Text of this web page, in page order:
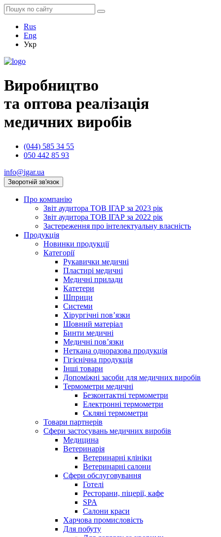
Rus
Eng
Укр
Виробництво
та оптова реалізація
медичних виробів
(044) 585 34 55
050 442 85 93
info@igar.ua
Зворотній зв'язок
Про компанію
Звіт аудитора ТОВ ІГАР за 2023 рік
Звіт аудитора ТОВ ІГАР за 2022 рік
Застереження про інтелектуальну власність
Продукція
Новинки продукції
Категорії
Рукавички медичні
Пластирі медичні
Медичні прилади
Катетери
Шприци
Системи
Хірургічні пов’язки
Шовний матеріал
Бинти медичні
Медичні пов’язки
Неткана одноразова продукція
Гігієнічна продукція
Iнші товари
Допоміжні засоби для медичних виробів
Термометри медичні
Безконтактні термометри
Електронні термометри
Скляні термометри
Товари партнерів
Сфери застосувань медичних виробів
Медицина
Ветеринарiя
Ветеринарнi клiнiки
Ветеринарнi салони
Сфери обслуговування
Готелі
Ресторани, пiцерії, кафе
SPA
Салони краси
Харчова промисловість
Для побуту